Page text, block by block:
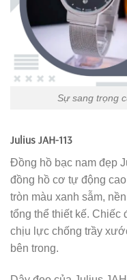
Sự sang trọng
Julius JAH-113
Đồng hồ bạc nam đẹp
đồng hồ cơ tự động
tròn màu xanh sẫm,
tổng thể thiết kế. Chiếc
chịu lực chống trầy
bên trong.